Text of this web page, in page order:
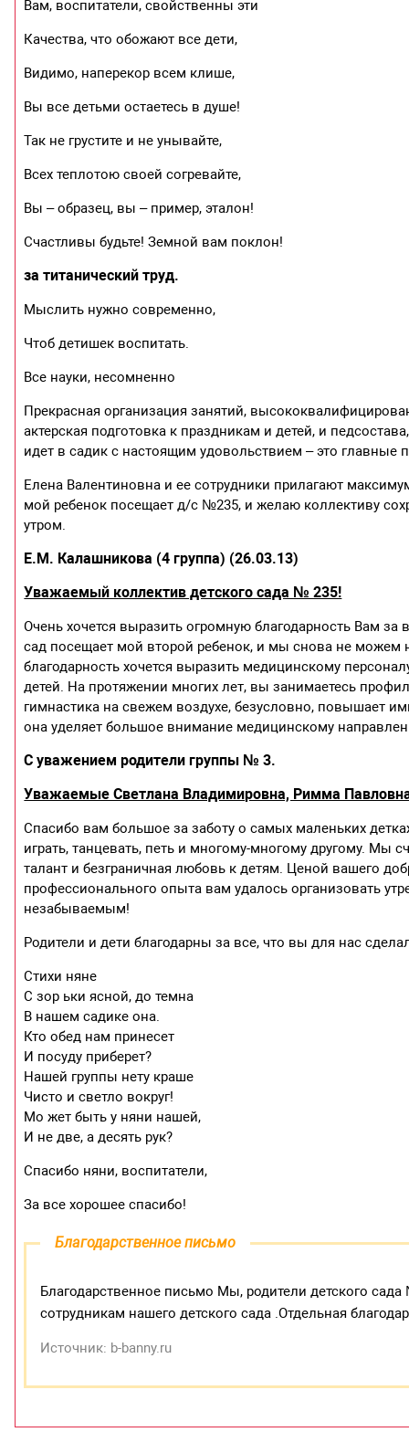
Вам, воспитатели, свойственны эти
Качества, что обожают все дети,
Видимо, наперекор всем клише,
Вы все детьми остаетесь в душе!
Так не грустите и не унывайте,
Всех теплотою своей согревайте,
Вы – образец, вы – пример, эталон!
Счастливы будьте! Земной вам поклон!
за титанический труд.
Мыслить нужно современно,
Чтоб детишек воспитать.
Все науки, несомненно
Прекрасная организация занятий,
актерская подготовка к праздникам и детей, и
идет в садик с настоящим удовольствием – это главные
Елена Валентиновна и ее сотрудники прилагают
мой ребенок посещает д/с №235, и желаю коллективу
утром.
Е.М. Калашникова (4 группа) (26.03.13)
Уважаемый коллектив детского сада № 235!
Очень хочется выразить огромную благодарность Вам за
сад посещает мой второй ребенок, и мы снова не можем
благодарность хочется выразить медицинскому
детей. На протяжении многих лет, вы занимаетесь
гимнастика на свежем воздухе, безусловно, повышает
она уделяет большое внимание медицинскому
С уважением родители группы № 3.
Уважаемые Светлана Владимировна, Римма
Спасибо вам большое за заботу о самых маленьких
играть, танцевать, петь и многому-многому другому. Мы
талант и безграничная любовь к детям. Ценой вашего
профессионального опыта вам удалось организовать
незабываемым!
Родители и дети благодарны за все, что вы для нас
Стихи няне
С зор ьки ясной, до темна
В нашем садике она.
Кто обед нам принесет
И посуду приберет?
Нашей группы нету краше
Чисто и светло вокруг!
Мо жет быть у няни нашей,
И не две, а десять рук?
Спасибо няни, воспитатели,
За все хорошее спасибо!
Благодарственное письмо
Благодарственное письмо Мы, родители детского
сотрудникам нашего детского сада .Отдельная
Источник: b-banny.ru